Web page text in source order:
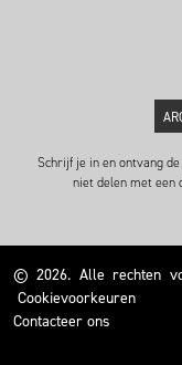
Schrijf je in en ontvang
niet delen met een
© 2026. Alle rechten
Cookievoorkeuren
Contacteer ons